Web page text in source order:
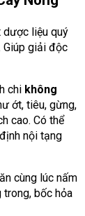
liệu quý
Giúp giải độc
chi không
ớt, tiêu, gừng,
cao. Có thể
nội tạng
cùng lúc nấm
trong, bốc hỏa